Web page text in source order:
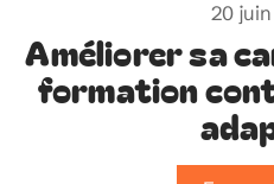
20
Améliorer sa
formation